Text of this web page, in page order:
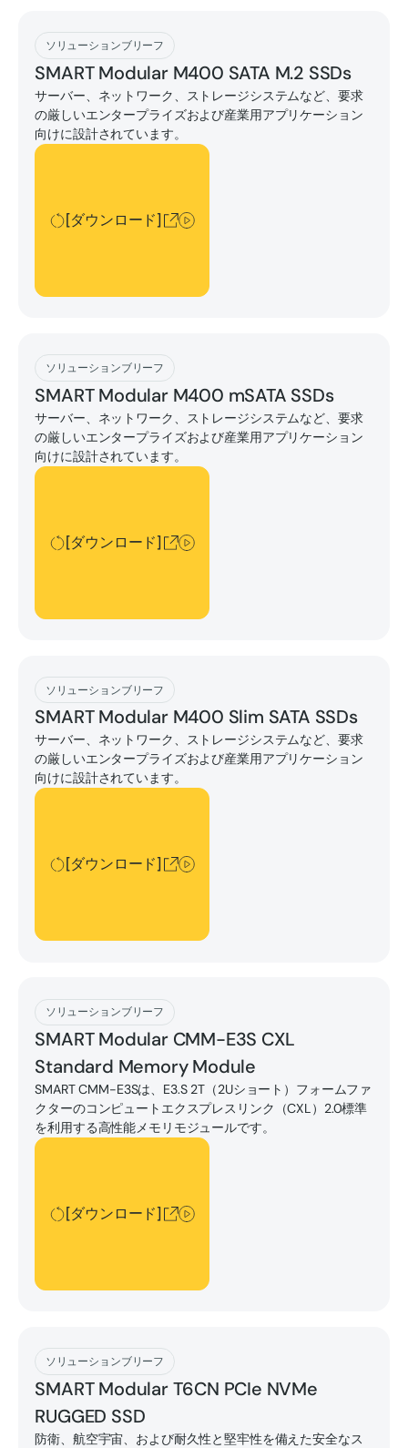
ソリューションブリーフ
SMART Modular M400 SATA M.2 SSDs
サーバー、ネットワーク、ストレージシステムなど、要求
の厳しいエンタープライズおよび産業用アプリケーション
向けに設計されています。
[ダウンロード]
[ダウンロード]
[ダウンロード]
ソリューションブリーフ
SMART Modular M400 mSATA SSDs
サーバー、ネットワーク、ストレージシステムなど、要求
の厳しいエンタープライズおよび産業用アプリケーション
向けに設計されています。
[ダウンロード]
[ダウンロード]
[ダウンロード]
ソリューションブリーフ
SMART Modular M400 Slim SATA SSDs
サーバー、ネットワーク、ストレージシステムなど、要求
の厳しいエンタープライズおよび産業用アプリケーション
向けに設計されています。
[ダウンロード]
[ダウンロード]
[ダウンロード]
ソリューションブリーフ
SMART Modular CMM-E3S CXL
Standard Memory Module
SMART CMM-E3Sは、E3.S 2T（2Uショート）フォームファ
クターのコンピュートエクスプレスリンク（CXL）2.0標準
を利用する高性能メモリモジュールです。
[ダウンロード]
[ダウンロード]
[ダウンロード]
ソリューションブリーフ
SMART Modular T6CN PCIe NVMe
RUGGED SSD
防衛、航空宇宙、および耐久性と堅牢性を備えた安全なス
[ダウンロード]